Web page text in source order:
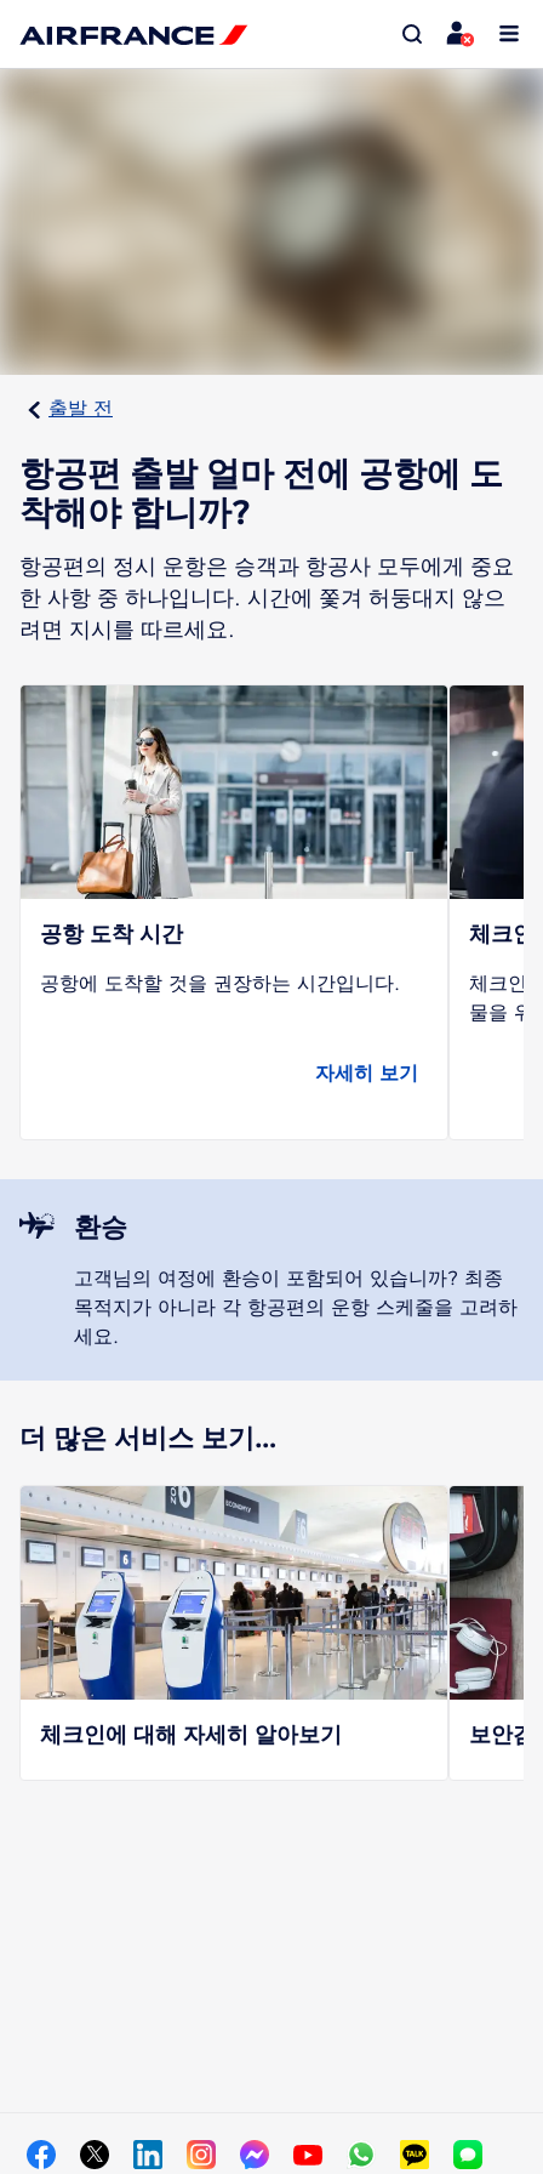
출발 전
항공편 출발 얼마 전에 공항에 도
착해야 합니까?
항공편의 정시 운항은 승객과 항공사 모두에게 중요
한 사항 중 하나입니다. 시간에 쫓겨 허둥대지 않으
려면 지시를 따르세요.
공항 도착 시간
공항에 도착할 것을 권장하는 시간입니다.
자세히 보기
체크인
체크인
물을 위
환승
고객님의 여정에 환승이 포함되어 있습니까? 최종
목적지가 아니라 각 항공편의 운항 스케줄을 고려하
세요.
더 많은 서비스 보기…
체크인에 대해 자세히 알아보기 보안검